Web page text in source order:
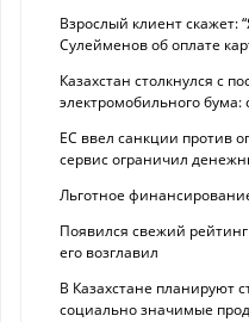
Взрослый клиент
Сулейменов об оплате
Казахстан столкнулся с
электромобильного бума:
ЕС ввел санкции против
сервис ограничил
Льготное
Появился свежий
его возглавил
В Казахстане планируют
социально значимые